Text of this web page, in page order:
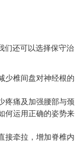
们还可以选择保守治
少椎间盘对神经根的
疼痛及加强腰部与颈
何运用正确的姿势来
接牵拉，增加脊椎内